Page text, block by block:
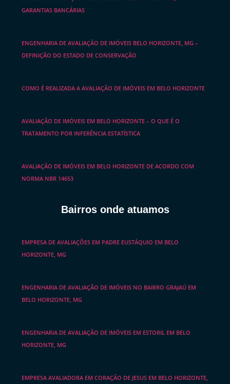
GARANTIAS BANCÁRIAS
ENGENHARIA DE AVALIAÇÃO DE IMÓVEIS BELO HORIZONTE, MG –
DEFINIÇÃO DO ESTADO DE CONSERVAÇÃO
COMO É REALIZADA A AVALIAÇÃO DE IMÓVEIS EM BELO HORIZONTE
AVALIAÇÃO DE IMÓVEIS EM BELO HORIZONTE – O QUE É O
TRATAMENTO POR INFERÊNCIA ESTATÍSTICA
AVALIAÇÃO DE IMÓVEIS EM BELO HORIZONTE DE ACORDO COM
NORMA NBR 14653
Bairros onde atuamos
EMPRESA DE AVALIAÇÕES EM PADRE EUSTÁQUIO EM BELO
HORIZONTE, MG
ENGENHARIA DE AVALIAÇÃO DE IMÓVEIS NO BAIRRO GRAJAÚ EM
BELO HORIZONTE, MG
ENGENHARIA DE AVALIAÇÃO DE IMÓVEIS EM ESTORIL EM BELO
HORIZONTE, MG
EMPRESA AVALIADORA EM CORAÇÃO DE JESUS EM BELO HORIZONTE,